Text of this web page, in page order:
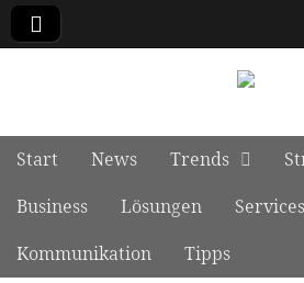
Main menu
Skip to content
Start News Trends
Business
Lösungen Services
Kommunikation
Tipps